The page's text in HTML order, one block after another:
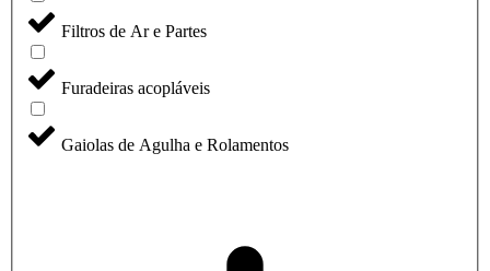
Filtros de Ar e Partes
Furadeiras acopláveis
Gaiolas de Agulha e Rolamentos